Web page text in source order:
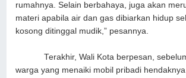
rumahnya. Selain berbahaya, juga akan
materi apabila air dan gas dibiarkan hidup
kosong ditinggal mudik,” pesannya.
Terakhir, Wali Kota berpesan,
warga yang menaiki mobil pribadi